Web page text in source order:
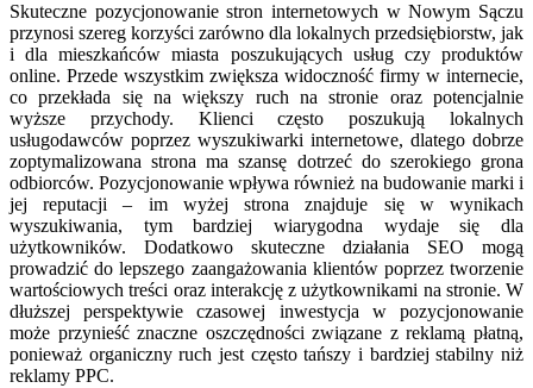
Skuteczne pozycjonowanie stron internetowych w Nowym Sączu
przynosi szereg korzyści zarówno dla lokalnych przedsiębiorstw, jak
i dla mieszkańców miasta poszukujących usług czy produktów
online. Przede wszystkim zwiększa widoczność firmy w internecie,
co przekłada się na większy ruch na stronie oraz potencjalnie
wyższe przychody. Klienci często poszukują lokalnych
usługodawców poprzez wyszukiwarki internetowe, dlatego dobrze
zoptymalizowana strona ma szansę dotrzeć do szerokiego grona
odbiorców. Pozycjonowanie wpływa również na budowanie marki i
jej reputacji – im wyżej strona znajduje się w wynikach
wyszukiwania, tym bardziej wiarygodna wydaje się dla
użytkowników. Dodatkowo skuteczne działania SEO mogą
prowadzić do lepszego zaangażowania klientów poprzez tworzenie
wartościowych treści oraz interakcję z użytkownikami na stronie. W
dłuższej perspektywie czasowej inwestycja w pozycjonowanie
może przynieść znaczne oszczędności związane z reklamą płatną,
ponieważ organiczny ruch jest często tańszy i bardziej stabilny niż
reklamy PPC.